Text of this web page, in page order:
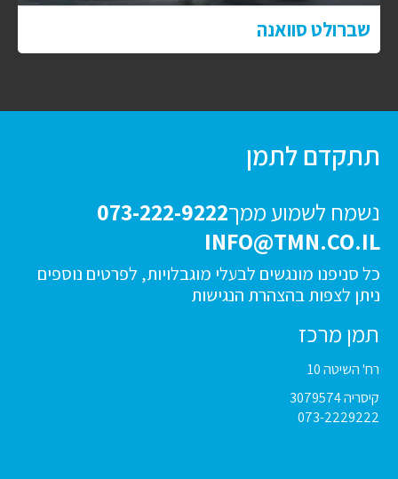
שברולט סוואנה
תתקדם לתמן
נשמח לשמוע ממך073-222-9222
INFO@TMN.CO.IL
כל סניפנו מונגשים לבעלי מוגבלויות, לפרטים נוספים
ניתן לצפות בהצהרת הנגישות
תמן מרכז
רח' השיטה 10
קיסריה 3079574
073-2229222